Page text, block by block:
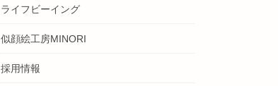
ライフビーイング
似顔絵工房MINORI
採用情報